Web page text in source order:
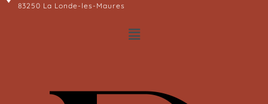
83250 La Londe-les-Maures